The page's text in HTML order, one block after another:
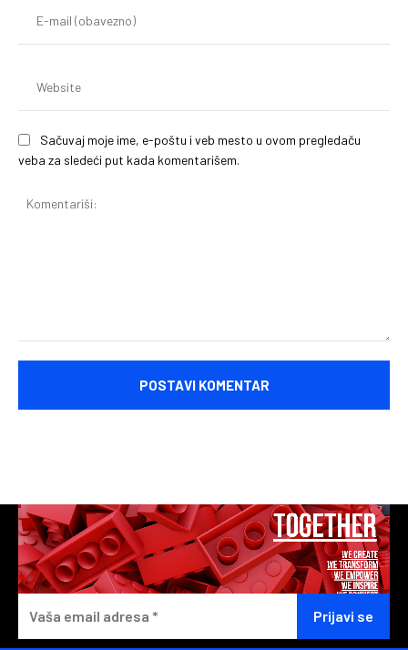
Sačuvaj moje ime, e-poštu i veb mesto u ovom pregledaču
veba za sledeći put kada komentarišem.